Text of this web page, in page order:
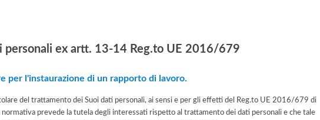
personali ex artt. 13-14 Reg.to UE 2016/679
per l'instaurazione di un rapporto di lavoro.
del trattamento dei Suoi dati personali, ai sensi e per gli effetti del Reg.to UE 2016/679 di
prevede la tutela degli interessati rispetto al trattamento dei dati personali e che tale